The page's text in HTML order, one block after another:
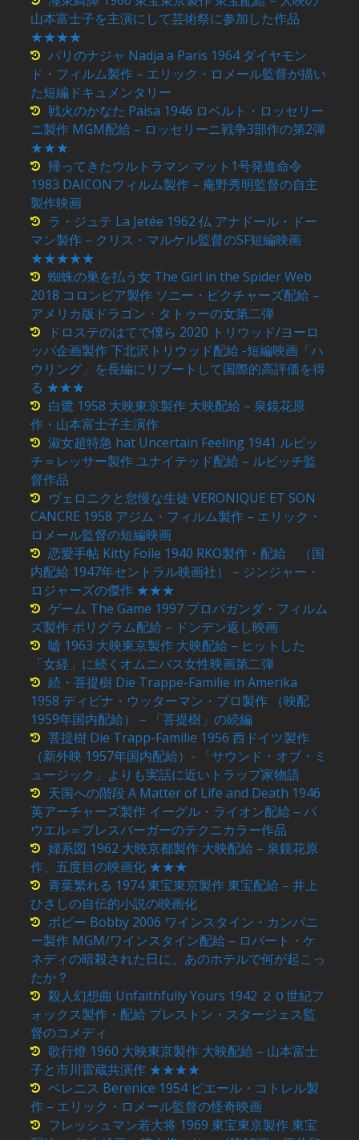
山本富士子を主演にして芸術祭に参加した作品
★★★★
パリのナジャ Nadja a Paris 1964 ダイヤモン
ド・フィルム製作 – エリック・ロメール監督が描い
た短編ドキュメンタリー
戦火のかなた Paisa 1946 ロベルト・ロッセリー
ニ製作 MGM配給 – ロッセリーニ戦争3部作の第2弾
★★★
帰ってきたウルトラマン マット1号発進命令
1983 DAICONフィルム製作 – 庵野秀明監督の自主
製作映画
ラ・ジュテ La Jetée 1962 仏 アナドール・ドー
マン製作 – クリス・マルケル監督のSF短編映画
★★★★★
蜘蛛の巣を払う女 The Girl in the Spider Web
2018 コロンビア製作 ソニー・ピクチャーズ配給 –
アメリカ版ドラゴン・タトゥーの女第二弾
ドロステのはてで僕ら 2020 トリウッド/ヨーロ
ッパ企画製作 下北沢トリウッド配給 -短編映画「ハ
ウリング」を長編にリブートして国際的高評価を得
る ★★★
白鷺 1958 大映東京製作 大映配給 – 泉鏡花原
作・山本富士子主演作
淑女超特急 hat Uncertain Feeling 1941 ルビッ
チ＝レッサー製作 ユナイテッド配給 – ルビッチ監
督作品
ヴェロニクと怠慢な生徒 VERONIQUE ET SON
CANCRE 1958 アジム・フィルム製作 – エリック・
ロメール監督の短編映画
恋愛手帖 Kitty Foile 1940 RKO製作・配給 （国
内配給 1947年セントラル映画社） – ジンジャー・
ロジャーズの傑作 ★★★
ゲーム The Game 1997 プロパガンダ・フィルム
ズ製作 ポリグラム配給 – ドンデン返し映画
嘘 1963 大映東京製作 大映配給 – ヒットした
「女経」に続くオムニバス女性映画第二弾
続・菩提樹 Die Trappe-Familie in Amerika
1958 ディビナ・ウッターマン・プロ製作 （映配
1959年国内配給） – 「菩提樹」の続編
菩提樹 Die Trapp-Familie 1956 西ドイツ製作
（新外映 1957年国内配給）- 「サウンド・オブ・ミ
ュージック」よりも実話に近いトラップ家物語
天国への階段 A Matter of Life and Death 1946
英アーチャーズ製作 イーグル・ライオン配給 – パ
ウエル＝プレスバーガーのテクニカラー作品
婦系図 1962 大映京都製作 大映配給 – 泉鏡花原
作、五度目の映画化 ★★★
青葉繁れる 1974 東宝東京製作 東宝配給 – 井上
ひさしの自伝的小説の映画化
ボビー Bobby 2006 ワインスタイン・カンパニ
ー製作 MGM/ワインスタイン配給 – ロバート・ケ
ネディの暗殺された日に、あのホテルで何が起こっ
たか？
殺人幻想曲 Unfaithfully Yours 1942 ２０世紀フ
ォックス製作・配給 プレストン・スタージェス監
督のコメディ
歌行燈 1960 大映東京製作 大映配給 – 山本富士
子と市川雷蔵共演作 ★★★★
ベレニス Berenice 1954 ピエール・コトレル製
作 – エリック・ロメール監督の怪奇映画
フレッシュマン若大将 1969 東宝東京製作 東宝